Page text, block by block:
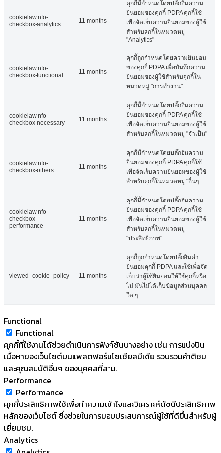
cookielawinfo-
checkbox-analytics
11 months
คุกกี้นี้กำหนดโดยปลั๊กอินความ
ยินยอมของคุกกี้ PDPA คุกกี้ใช้
เพื่อจัดเก็บความยินยอมของผู้ใช้
สำหรับคุกกี้ในหมวดหมู่
"Analytics"
cookielawinfo-
checkbox-functional
11 months
คุกกี้ถูกกำหนดโดยความยินยอม
ของคุกกี้ PDPA เพื่อบันทึกความ
ยินยอมของผู้ใช้สำหรับคุกกี้ใน
หมวดหมู่ "การทำงาน"
cookielawinfo-
checkbox-necessary
11 months
คุกกี้นี้กำหนดโดยปลั๊กอินความ
ยินยอมของคุกกี้ PDPA คุกกี้ใช้
เพื่อจัดเก็บความยินยอมของผู้ใช้
สำหรับคุกกี้ในหมวดหมู่ "จำเป็น"
cookielawinfo-
checkbox-others
11 months
คุกกี้นี้กำหนดโดยปลั๊กอินความ
ยินยอมของคุกกี้ PDPA คุกกี้ใช้
เพื่อจัดเก็บความยินยอมของผู้ใช้
สำหรับคุกกี้ในหมวดหมู่ "อื่นๆ
cookielawinfo-
checkbox-
performance
11 months
คุกกี้นี้กำหนดโดยปลั๊กอินความ
ยินยอมของคุกกี้ PDPA คุกกี้ใช้
เพื่อจัดเก็บความยินยอมของผู้ใช้
สำหรับคุกกี้ในหมวดหมู่
"ประสิทธิภาพ"
viewed_cookie_policy 11 months
คุกกี้ถูกกำหนดโดยปลั๊กอินคำ
ยินยอมคุกกี้ PDPA และใช้เพื่อจัด
เก็บว่าผู้ใช้ยินยอมให้ใช้คุกกี้หรือ
ไม่ มันไม่ได้เก็บข้อมูลส่วนบุคคล
ใด ๆ
Functional
Functional
คุกกี้ที่ใช้งานได้ช่วยดำเนินการฟังก์ชันบางอย่าง เช่น การแบ่งปัน
เนื้อหาของเว็บไซต์บนแพลตฟอร์มโซเชียลมีเดีย รวบรวมคำติชม
และคุณสมบัติอื่นๆ ของบุคคลที่สาม.
Performance
Performance
คุกกี้ประสิทธิภาพใช้เพื่อทำความเข้าใจและวิเคราะห์ดัชนีประสิทธิภาพ
หลักของเว็บไซต์ ซึ่งช่วยในการมอบประสบการณ์ผู้ใช้ที่ดีขึ้นสำหรับผู้
เยี่ยมชม.
Analytics